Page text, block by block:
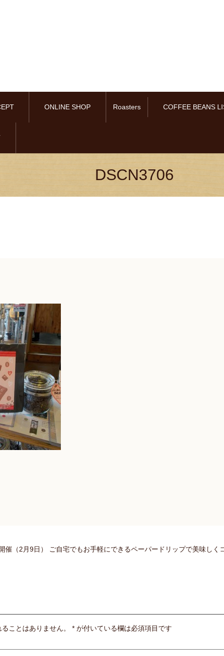
ONLINE SHOP Roasters COFFEE BEANS
DSCN3706
催（2月9日） ご自宅でもお手軽にできるペーパードリップで美味しく
ことはありません。 * が付いている欄は必須項目です